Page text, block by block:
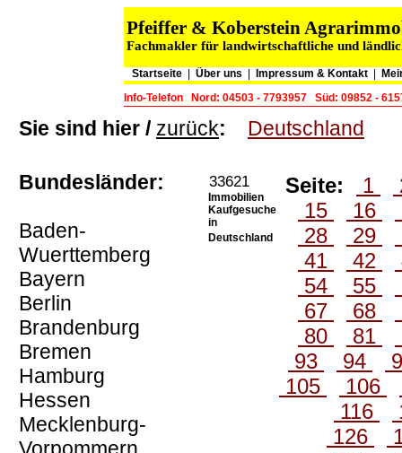
Pfeiffer & Koberstein
Fachmakler für landwirtschaftliche und
Startseite Über uns Impressum & Kontakt
Info-Telefon
Nord: 04503 - 7793957 Süd: 09852 -
Sie sind hier / zurück: Deutschland
Bundesländer:
Baden-
Wuerttemberg
Bayern
Berlin
Brandenburg
Bremen
Hamburg
Hessen
Mecklenburg-
33621
Immobilien
Kaufgesuche
in
Deutschland
Seite: 1
15
16
28
29
41
42
54
55
67
68
80
81
93
94
105
106
116
126